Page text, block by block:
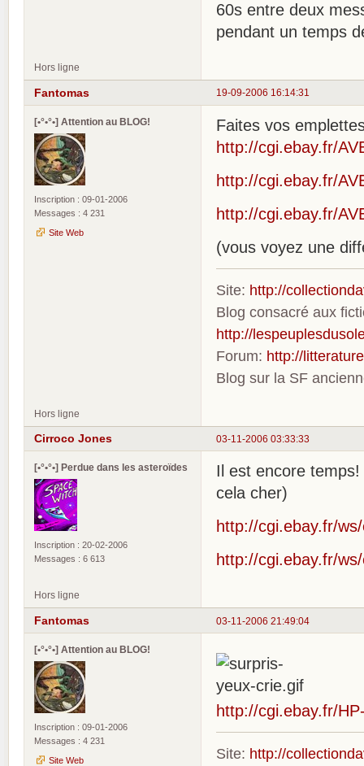
60s entre deux
pendant un temps
Hors ligne
19-09-2006 16:14:31
Fantomas
[•°•°•] Attention au BLOG!
Inscription : 09-01-2006
Messages : 4 231
Site Web
Faites vos
http://cgi.ebay.fr/
http://cgi.ebay.fr/
http://cgi.ebay.fr/
(vous voyez une
Site: http://
Blog consacré aux
http://
Forum: http://
Blog sur la SF
Hors ligne
03-11-2006 03:33:33
Cirroco Jones
[•°•°•] Perdue dans les asteroïdes
Inscription : 20-02-2006
Messages : 6 613
Il est encore
cela cher)
http://cgi.ebay.fr/
http://cgi.ebay.fr/
Hors ligne
03-11-2006 21:49:04
Fantomas
[•°•°•] Attention au BLOG!
Inscription : 09-01-2006
Messages : 4 231
Site Web
http://cgi.ebay.fr/
Site: http://